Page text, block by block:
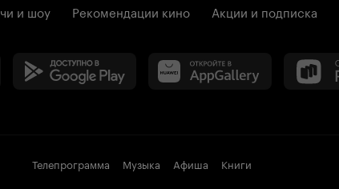
и шоу Рекомендации кино Акции и подписка
Телепрограмма Музыка Афиша Книги